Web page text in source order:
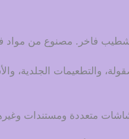
فاخر. مصنوع من مواد
والتطعيمات الجلدية،
متعددة ومستندات